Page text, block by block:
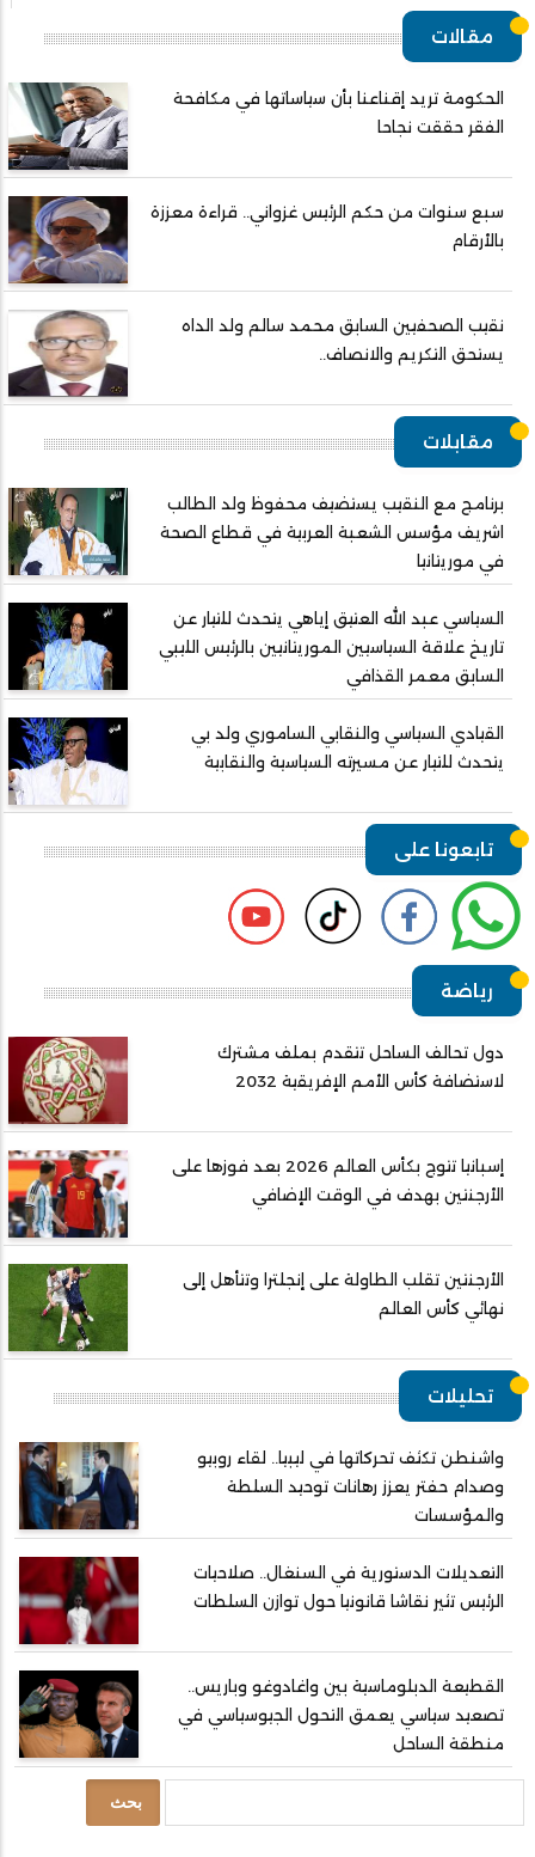
مقالات
الحكومة تريد إقناعنا بأن سياساتها في مكافحة
الفقر حققت نجاحا
سبع سنوات من حكم الرئيس غزواني.. قراءة معززة
بالأرقام
نقيب الصحفيين السابق محمد سالم ولد الداه
يستحق التكريم والانصاف..
مقابلات
برنامج مع النقيب يستضيف محفوظ ولد الطالب
اشريف مؤسس الشعبة العربية في قطاع الصحة
في موريتانيا
السياسي عبد الله العتيق إياهي يتحدث للتيار عن
تاريخ علاقة السياسيين الموريتانيين بالرئيس الليبي
السابق معمر القذافي
القيادي السياسي والنقابي الساموري ولد بي
يتحدث للتيار عن مسيرته السياسية والنقابية
تابعونا على
رياضة
دول تحالف الساحل تتقدم بملف مشترك
لاستضافة كأس الأمم الإفريقية 2032
إسبانيا تتوج بكأس العالم 2026 بعد فوزها على
الأرجنتين بهدف في الوقت الإضافي
الأرجنتين تقلب الطاولة على إنجلترا وتتأهل إلى
نهائي كأس العالم
تحليلات
واشنطن تكثف تحركاتها في ليبيا.. لقاء روبيو
وصدام حفتر يعزز رهانات توحيد السلطة
والمؤسسات
التعديلات الدستورية في السنغال.. صلاحيات
الرئيس تثير نقاشا قانونيا حول توازن السلطات
القطيعة الدبلوماسية بين واغادوغو وباريس..
تصعيد سياسي يعمق التحول الجيوسياسي في
منطقة الساحل